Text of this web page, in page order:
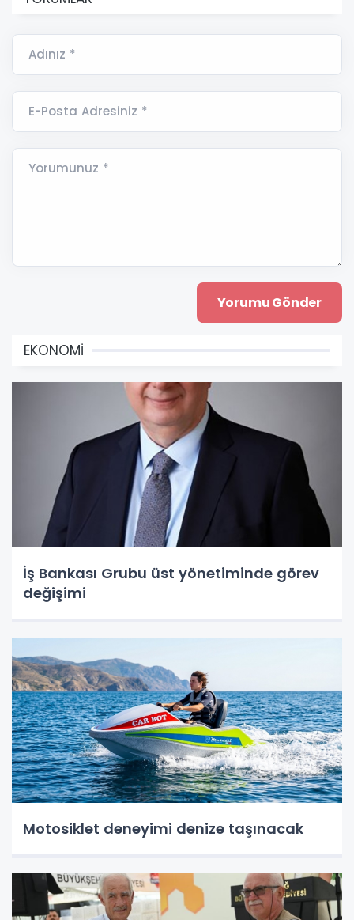
Adınız *
E-Posta Adresiniz *
Yorumunuz *
EKONOMİ
İş Bankası Grubu üst yönetiminde görev
değişimi
Motosiklet deneyimi denize taşınacak